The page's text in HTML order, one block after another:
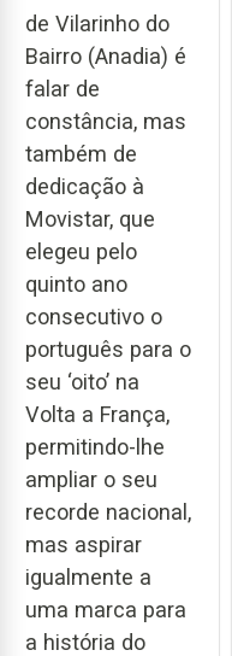
de Vilarinho do
Bairro (Anadia) é
falar de
constância, mas
também de
dedicação à
Movistar, que
elegeu pelo
quinto ano
consecutivo o
português para o
seu ‘oito’ na
Volta a França,
permitindo-lhe
ampliar o seu
recorde nacional,
mas aspirar
igualmente a
uma marca para
a história do